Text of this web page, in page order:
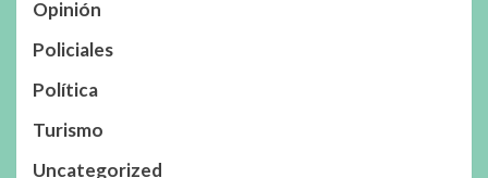
Opinión
Policiales
Política
Turismo
Uncategorized